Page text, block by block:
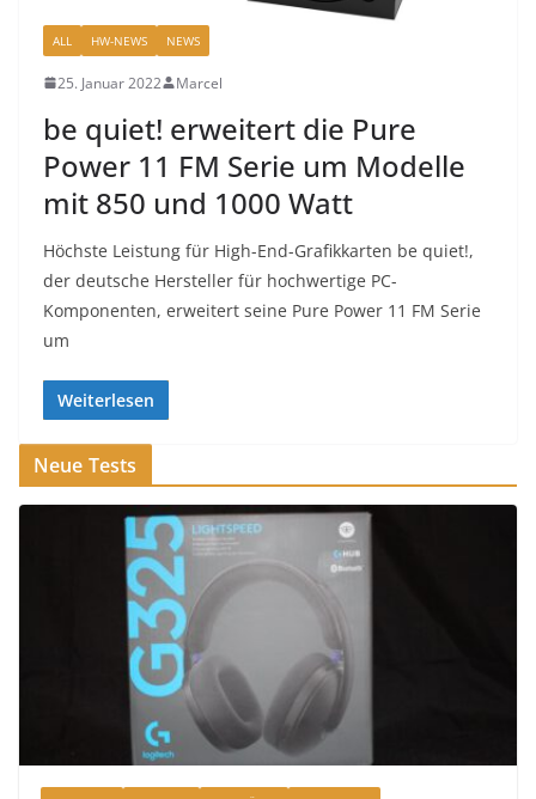
ALL HW-NEWS NEWS
25. Januar 2022 Marcel
be quiet! erweitert die Pure
Power 11 FM Serie um Modelle
mit 850 und 1000 Watt
Höchste Leistung für High-End-Grafikkarten be quiet!,
der deutsche Hersteller für hochwertige PC-
Komponenten, erweitert seine Pure Power 11 FM Serie
um
Weiterlesen
Neue Tests